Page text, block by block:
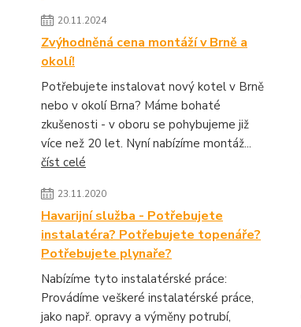
20.11.2024
Zvýhodněná cena montáží v Brně a
okolí!
Potřebujete instalovat nový kotel v Brně
nebo v okolí Brna? Máme bohaté
zkušenosti - v oboru se pohybujeme již
více než 20 let. Nyní nabízíme montáž...
číst celé
23.11.2020
Havarijní služba - Potřebujete
instalatéra? Potřebujete topenáře?
Potřebujete plynaře?
Nabízíme tyto instalatérské práce:
Provádíme veškeré instalatérské práce,
jako např. opravy a výměny potrubí,